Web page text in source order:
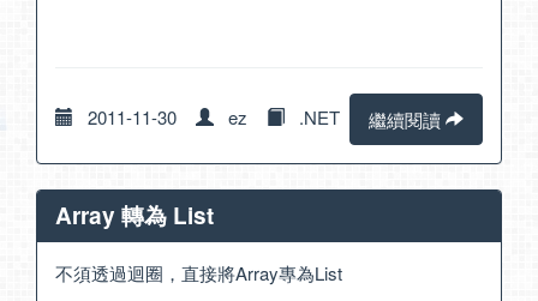
2011-11-30 ez .NET 繼續閱讀
Array 轉為 List
不須透過迴圈，直接將Array專為List